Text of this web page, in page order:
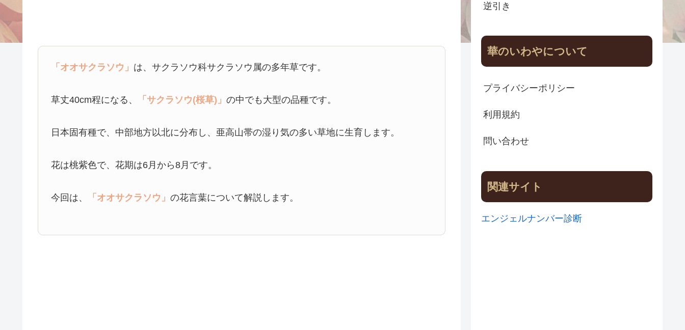
「オオサクラソウ」 は、サクラソウ科サクラソウ属の多年草です。
草丈40cm程になる、 「サクラソウ(桜草)」の中でも大型の品種です。
日本固有種で、中部地方以北に分布し、亜高山帯の湿り気の多い草地に生育します。
花は桃紫色で、花期は6月から8月です。
今回は、 「オオサクラソウ」の花言葉について解説します。
逆引き
華のいわやについて
プライバシーポリシー
利用規約
問い合わせ
関連サイト
エンジェルナンバー診断